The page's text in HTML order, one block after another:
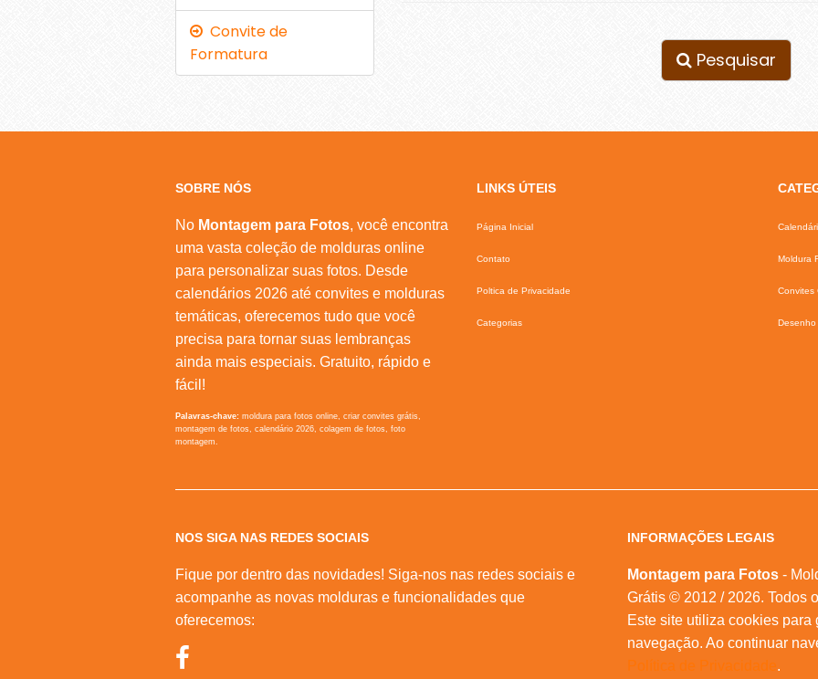
Pesquisar
Convite de
Formatura
SOBRE NÓS
No Montagem para Fotos, você encontra
uma vasta coleção de molduras online
para personalizar suas fotos. Desde
calendários 2026 até convites e molduras
temáticas, oferecemos tudo que você
precisa para tornar suas lembranças
ainda mais especiais. Gratuito, rápido e
fácil!
Palavras-chave: moldura para fotos online, criar convites grátis,
montagem de fotos, calendário 2026, colagem de fotos, foto
montagem.
LINKS ÚTEIS
Página Inicial
Contato
Poltica de Privacidade
Categorias
Moldura
Convites
NOS SIGA NAS REDES SOCIAIS
Fique por dentro das novidades! Siga-nos nas redes sociais e
acompanhe as novas molduras e funcionalidades que
oferecemos:
INFORMAÇÕES LEGAIS
Montagem para Fotos -
Grátis © 2012 / 2026. Todos
Este site utiliza cookies
navegação. Ao continuar
Política de Privacidade.